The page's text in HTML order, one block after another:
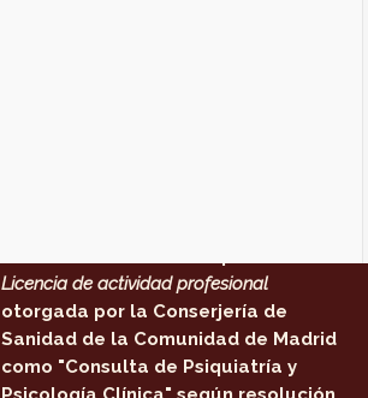
Licencia de actividad profesional
otorgada por la Conserjería de
Sanidad de la Comunidad de Madrid
como "Consulta de Psiquiatría y